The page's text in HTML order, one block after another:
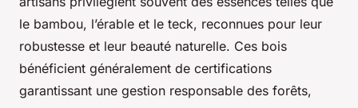
le bambou, l’érable et le teck, reconnues pour leur
robustesse et leur beauté naturelle. Ces bois
bénéficient généralement de certifications
garantissant une gestion responsable des forêts,